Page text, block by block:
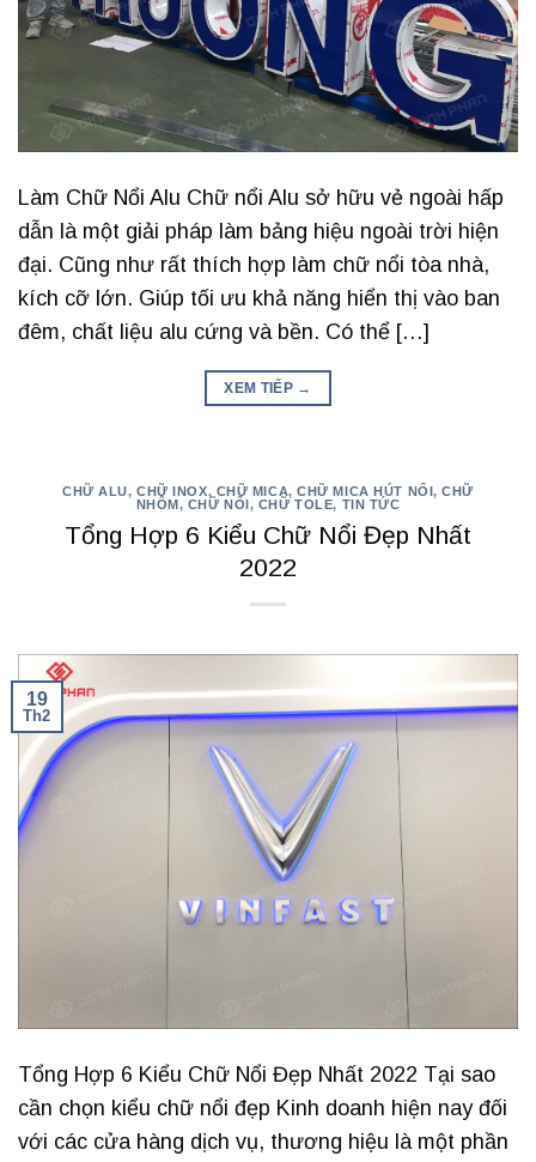
Làm Chữ Nổi Alu Chữ nổi Alu sở hữu vẻ ngoài hấp
dẫn là một giải pháp làm bảng hiệu ngoài trời hiện
đại. Cũng như rất thích hợp làm chữ nổi tòa nhà,
kích cỡ lớn. Giúp tối ưu khả năng hiển thị vào ban
đêm, chất liệu alu cứng và bền. Có thể […]
XEM TIẾP →
CHỮ ALU,CHỮ INOX, CHỮ MICA,CHỮ MICA HÚT NỔI,CHỮ
NHÔM, CHỮ NỔI, CHỮ TOLE, TIN TỨC
Tổng Hợp 6 Kiểu Chữ Nổi Đẹp Nhất
2022
19
Th2
Tổng Hợp 6 Kiểu Chữ Nổi Đẹp Nhất 2022 Tại sao
cần chọn kiểu chữ nổi đẹp Kinh doanh hiện nay đối
với các cửa hàng dịch vụ, thương hiệu là một phần